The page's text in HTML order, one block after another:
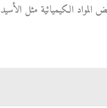
المواد الكيميائية مثل